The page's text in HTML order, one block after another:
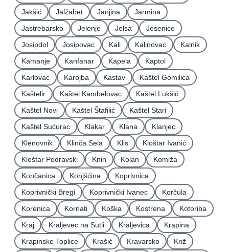
Jakšić
Jalžabet Janjina
Jarmina
Jastrebarsko
Jelenje Jelsa
Jesenice
Josipdol
Josipovac Kali Kalinovac
Kalnik
Kamanje
Kanfanar Kapela
Kaptol
Karlovac
Karojba Kastav
Kaštel Gomilica
Kaštelir
Kaštel Kambelovac
Kaštel Lukšić
Kaštel Novi
Kaštel Štafilić
Kaštel Stari
Kaštel Sućurac
Klakar Klana
Klanjec
Klenovnik
Klinča Sela Klis
Kloštar Ivanić
Kloštar Podravski
Knin Kolan
Komiža
Končanica
Konjšćina
Koprivnica
Koprivnički Bregi
Koprivnički Ivanec
Korčula
Korenica
Kornati Koška Kostrena
Kotoriba
Kraj
Kraljevec na Sutli Kraljevica
Krapina
Krapinske Toplice
Krašić Kravarsko
Križ